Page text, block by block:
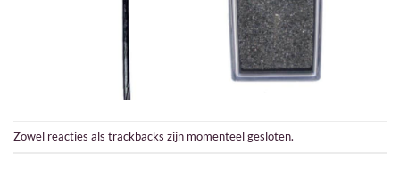
Zowel reacties als trackbacks zijn momenteel gesloten.